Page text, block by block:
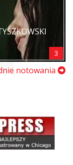
3
notowania